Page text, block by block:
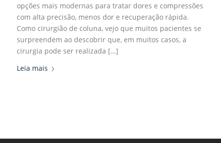
opções mais modernas para tratar dores e compressões
com alta precisão, menos dor e recuperação rápida.
Como cirurgião de coluna, vejo que muitos pacientes se
surpreendem ao descobrir que, em muitos casos, a
cirurgia pode ser realizada […]
Leia mais